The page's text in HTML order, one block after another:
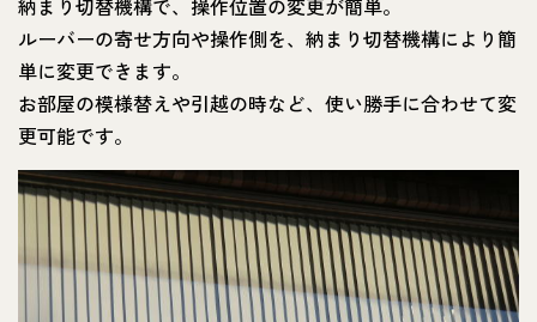
納まり切替機構で、操作位置の変更が簡単。
ルーバーの寄せ方向や操作側を、納まり切替機構により簡
単に変更できます。
お部屋の模様替えや引越の時など、使い勝手に合わせて変
更可能です。